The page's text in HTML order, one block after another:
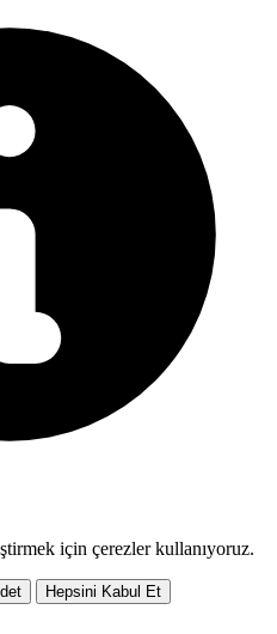
için çerezler kullanıyoruz.
Hepsini Kabul Et